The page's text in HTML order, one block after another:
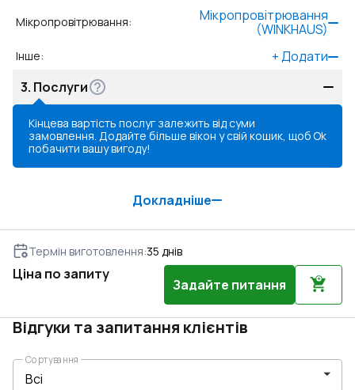
Мікропровітрювання:
Мікропровітрювання
(WINKHAUS)
Інше: +Додати
3. Послуги
Кінцева вартість послуг залежить від суми
замовлення. Додайте більше вікон у свій кошик, щоб
побачити вашу вигоду!
Ok
Докладніше
Термін виготовлення:35 днів
Ціна по запиту
Задайте питання
Відгуки та запитання клієнтів
Сортування